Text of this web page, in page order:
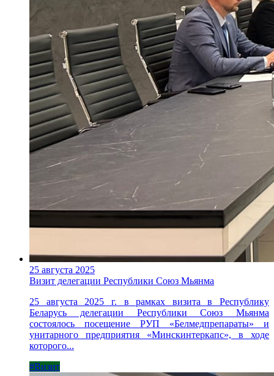
25 августа 2025
Визит делегации Республики Союз Мьянма
25 августа 2025 г. в рамках визита в Республику
Беларусь делегации Республики Союз Мьянма
состоялось посещение РУП «Белмедпрепараты» и
унитарного предприятия «Минскинтеркапс», в ходе
которого...
#Визит